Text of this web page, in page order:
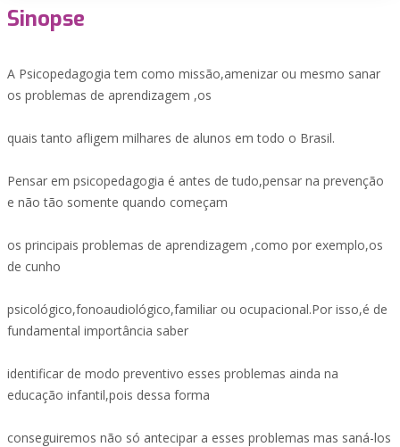
Sinopse
A Psicopedagogia tem como missão,amenizar ou mesmo sanar
os problemas de aprendizagem ,os
quais tanto afligem milhares de alunos em todo o Brasil.
Pensar em psicopedagogia é antes de tudo,pensar na prevenção
e não tão somente quando começam
os principais problemas de aprendizagem ,como por exemplo,os
de cunho
psicológico,fonoaudiológico,familiar ou ocupacional.Por isso,é de
fundamental importância saber
identificar de modo preventivo esses problemas ainda na
educação infantil,pois dessa forma
conseguiremos não só antecipar a esses problemas mas saná-los